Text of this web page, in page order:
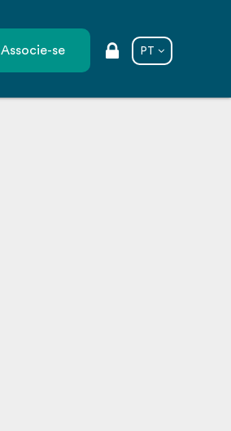
Associe-se PT